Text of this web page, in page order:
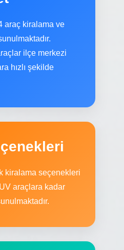
araç kiralama ve
ilçe merkezi
hızlı şekilde
kiralama seçenekleri
araçlara kadar